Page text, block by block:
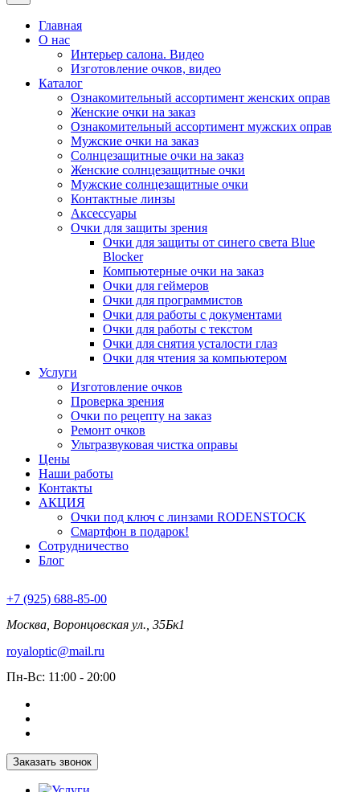
Главная
О нас
Интерьер салона. Видео
Изготовление очков, видео
Каталог
Ознакомительный ассортимент женских оправ
Женские очки на заказ
Ознакомительный ассортимент мужских оправ
Мужские очки на заказ
Солнцезащитные очки на заказ
Женские солнцезащитные очки
Мужские солнцезащитные очки
Контактные линзы
Аксессуары
Очки для защиты зрения
Очки для защиты от синего света Blue
Blocker
Компьютерные очки на заказ
Очки для геймеров
Очки для программистов
Очки для работы с документами
Очки для работы с текстом
Очки для снятия усталости глаз
Очки для чтения за компьютером
Услуги
Изготовление очков
Проверка зрения
Очки по рецепту на заказ
Ремонт очков
Ультразвуковая чистка оправы
Цены
Наши работы
Контакты
АКЦИЯ
Очки под ключ с линзами RODENSTOCK
Смартфон в подарок!
Сотрудничество
Блог
+7 (925) 688-85-00
Москва, Воронцовская ул., 35Бк1
royaloptic@mail.ru
Пн-Вс: 11:00 - 20:00
Заказать звонок